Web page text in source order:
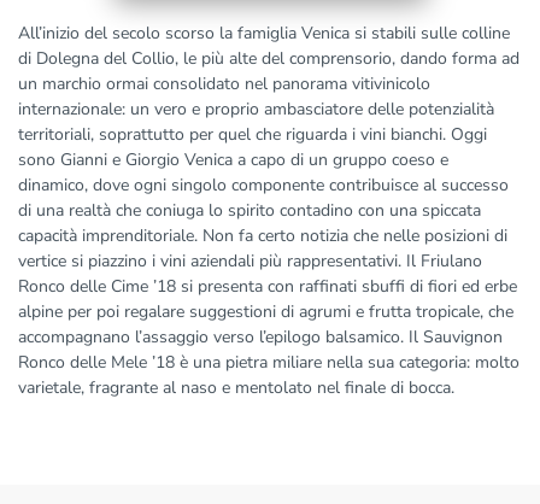
All’inizio del secolo scorso la famiglia Venica si stabili sulle colline
di Dolegna del Collio, le più alte del comprensorio, dando forma ad
un marchio ormai consolidato nel panorama vitivinicolo
internazionale: un vero e proprio ambasciatore delle potenzialità
territoriali, soprattutto per quel che riguarda i vini bianchi. Oggi
sono Gianni e Giorgio Venica a capo di un gruppo coeso e
dinamico, dove ogni singolo componente contribuisce al successo
di una realtà che coniuga lo spirito contadino con una spiccata
capacità imprenditoriale. Non fa certo notizia che nelle posizioni di
vertice si piazzino i vini aziendali più rappresentativi. Il Friulano
Ronco delle Cime ’18 si presenta con raffinati sbuffi di fiori ed erbe
alpine per poi regalare suggestioni di agrumi e frutta tropicale, che
accompagnano l’assaggio verso l’epilogo balsamico. Il Sauvignon
Ronco delle Mele ’18 è una pietra miliare nella sua categoria: molto
varietale, fragrante al naso e mentolato nel finale di bocca.